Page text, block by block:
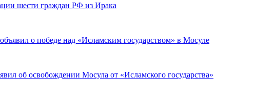
шести граждан РФ из Ирака
о победе над «Исламским государством» в Мосуле
об освобождении Мосула от «Исламского государства»